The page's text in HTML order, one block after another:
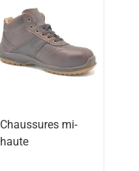
Chaussures mi-
haute